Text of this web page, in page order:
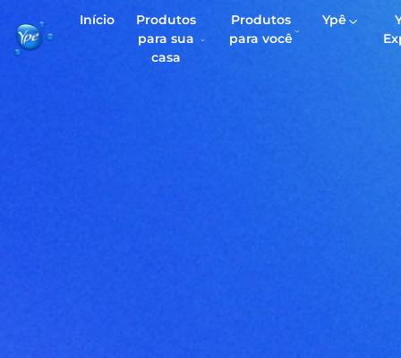
Início
Produtos
para sua
casa
Produtos
para você
Ypê